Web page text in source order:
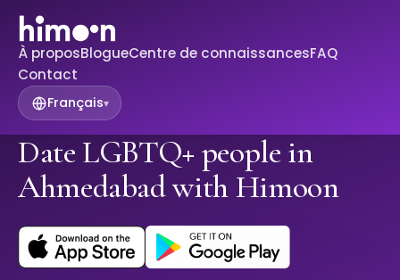
À proposBlogueCentre de connaissancesFAQ
Contact
Français▾
Date LGBTQ+ people in
Ahmedabad with Himoon